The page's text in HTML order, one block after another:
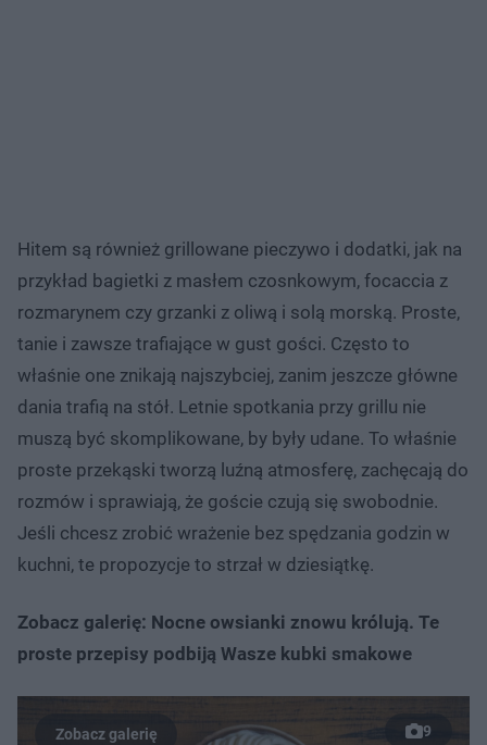
Hitem są również grillowane pieczywo i dodatki, jak na
przykład bagietki z masłem czosnkowym, focaccia z
rozmarynem czy grzanki z oliwą i solą morską. Proste,
tanie i zawsze trafiające w gust gości. Często to
właśnie one znikają najszybciej, zanim jeszcze główne
dania trafią na stół. Letnie spotkania przy grillu nie
muszą być skomplikowane, by były udane. To właśnie
proste przekąski tworzą luźną atmosferę, zachęcają do
rozmów i sprawiają, że goście czują się swobodnie.
Jeśli chcesz zrobić wrażenie bez spędzania godzin w
kuchni, te propozycje to strzał w dziesiątkę.
Zobacz galerię: Nocne owsianki znowu królują. Te
proste przepisy podbiją Wasze kubki smakowe
9